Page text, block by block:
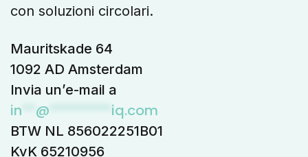
con soluzioni circolari.
Mauritskade 64
1092 AD Amsterdam
Invia un’e-mail a
in @ iq.com
BTW NL 856022251B01
KvK 65210956